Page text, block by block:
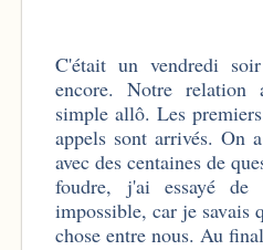
C'était un vendredi
encore. Notre relation
simple allô. Les
appels sont arrivés. On
avec des centaines de
foudre, j'ai essayé
impossible, car je savais
chose entre nous. Au